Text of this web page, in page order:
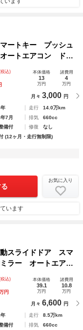
ートキー プッシュ
ートエアコン ドラ
ゥース ＴＶ
込) 本体価格
13
万円
諸費用
4
万円
月々 3,000 円
走行
14.0万km
7月 排気
660cc
備付 修復
なし
(12ヶ月・走行無制限)
お気に入り
います
スライドドア スマ
ラー オートエアコ
込)
円
本体価格
39.1
万円
諸費用
10.8
万円
月々 6,600 円
走行
8.5万km
備付 排気
660cc